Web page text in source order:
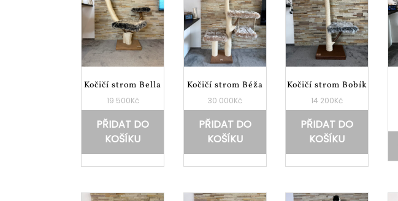
Kočičí strom Bella
19 500Kč
PŘIDAT DO
KOŠÍKU
Kočičí strom Béža
30 000Kč
PŘIDAT DO
KOŠÍKU
Kočičí strom Bobík
14 200Kč
PŘIDAT DO
KOŠÍKU